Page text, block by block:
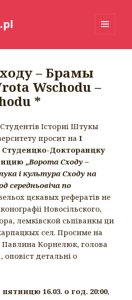
– Брамы
Wschodu –
*
Iсториi Штукы
просит наI
Студенцко-Докторанцку
„Ворота Сходу –
i культура Сходу на
середньовіча по
цєкавых рефератiв не
Новосільского,
лемкiвской сьпiванкы ци
сел. Просиме на
Корнелюк, голова
детальні о
пятницю 16.03. о год. 20:00,